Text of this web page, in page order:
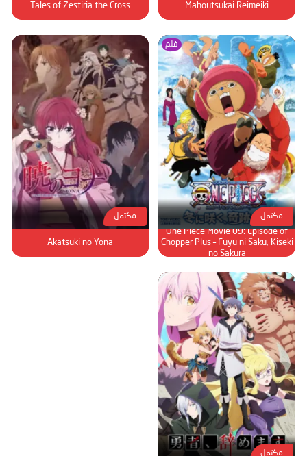
Mahoutsukai Reimeiki
Tales of Zestiria the Cross
فلم
مكتمل
One Piece Movie 09: Episode of
Chopper Plus – Fuyu ni Saku, Kiseki
no Sakura
مكتمل
Akatsuki no Yona
مكتمل